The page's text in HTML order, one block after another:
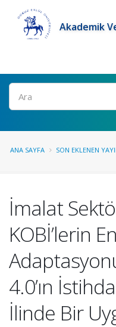
Akademik
Ara
ANA SAYFA SON EKLENEN
İmalat
KOBİ’lerin
4.0’ın
İlinde Bir